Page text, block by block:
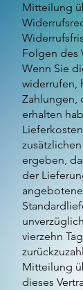
Mitteilung
Folgen des
Wenn Sie
widerrufen,
Zahlungen,
erhalten
ergeben,
der
vierzehn
Mitteilung
dieses